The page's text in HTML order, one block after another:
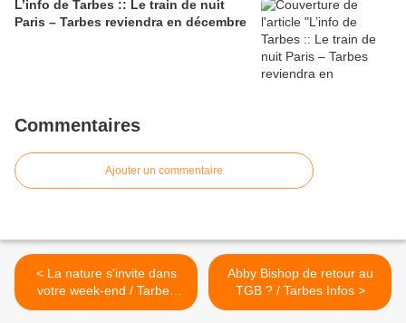
L’info de Tarbes :: Le train de nuit
Paris – Tarbes reviendra en décembre
Commentaires
Ajouter un commentaire
< La nature s'invite dans
votre week-end / Tarbes
Infos
Abby Bishop de retour au
TGB ? / Tarbes Infos >